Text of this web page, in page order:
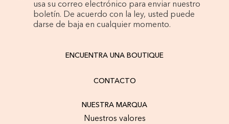
usa su correo electrónico para enviar nuestro
boletín. De acuerdo con la ley, usted puede
darse de baja en cualquier momento.
ENCUENTRA UNA BOUTIQUE
CONTACTO
NUESTRA MARQUA
Nuestros valores